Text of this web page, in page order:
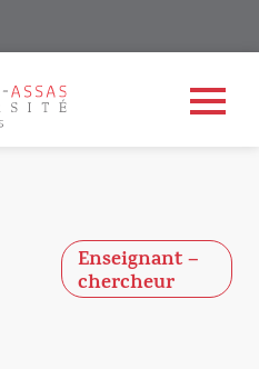
Enseignant –
chercheur